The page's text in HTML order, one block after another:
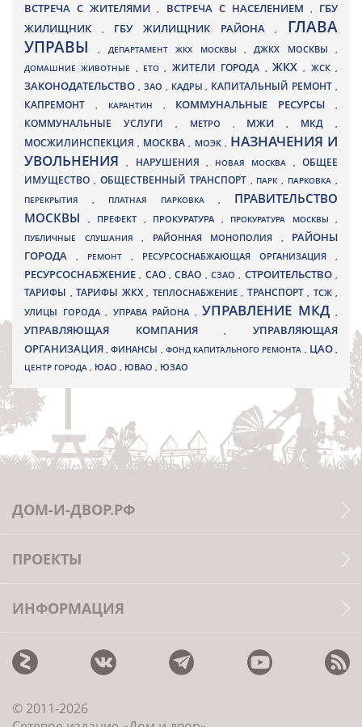
ВСТРЕЧА С ЖИТЕЛЯМИ, ВСТРЕЧА С НАСЕЛЕНИЕМ , ГБУ
ЖИЛИЩНИК
, ГБУ ЖИЛИЩНИК РАЙОНА, ГЛАВА
УПРАВЫ, ДЕПАРТАМЕНТ ЖКХ МОСКВЫ ,ДЖКХ МОСКВЫ ,
ДОМАШНИЕ ЖИВОТНЫЕ , ЕТО, ЖИТЕЛИ ГОРОДА , ЖКХ, ЖСК,
ЗАКОНОДАТЕЛЬСТВО , ЗАО , КАДРЫ, КАПИТАЛЬНЫЙ РЕМОНТ ,
КАПРЕМОНТ , КАРАНТИН , КОММУНАЛЬНЫЕ РЕСУРСЫ,
КОММУНАЛЬНЫЕ УСЛУГИ , МЕТРО , МЖИ, МКД ,
МОСЖИЛИНСПЕКЦИЯ, МОСКВА , МОЭК , НАЗНАЧЕНИЯ И
УВОЛЬНЕНИЯ, НАРУШЕНИЯ , НОВАЯ МОСКВА ,ОБЩЕЕ
ИМУЩЕСТВО , ОБЩЕСТВЕННЫЙ ТРАНСПОРТ , ПАРК, ПАРКОВКА ,
ПЕРЕКРЫТИЯ , ПЛАТНАЯ ПАРКОВКА , ПРАВИТЕЛЬСТВО
МОСКВЫ
, ПРЕФЕКТ , ПРОКУРАТУРА , ПРОКУРАТУРА МОСКВЫ ,
ПУБЛИЧНЫЕ СЛУШАНИЯ , РАЙОННАЯ МОНОПОЛИЯ , РАЙОНЫ
ГОРОДА
, РЕМОНТ , РЕСУРСОСНАБЖАЮЩАЯ ОРГАНИЗАЦИЯ ,
РЕСУРСОСНАБЖЕНИЕ, САО,СВАО ,СЗАО, СТРОИТЕЛЬСТВО,
ТАРИФЫ , ТАРИФЫ ЖКХ , ТЕПЛОСНАБЖЕНИЕ , ТРАНСПОРТ , ТСЖ ,
УЛИЦЫ ГОРОДА , УПРАВА РАЙОНА , УПРАВЛЕНИЕ МКД ,
УПРАВЛЯЮЩАЯ КОМПАНИЯ,УПРАВЛЯЮЩАЯ
ОРГАНИЗАЦИЯ,ФИНАНСЫ , ФОНД КАПИТАЛЬНОГО РЕМОНТА , ЦАО,
ЦЕНТР ГОРОДА , ЮАО , ЮВАО , ЮЗАО
ДОМ-И-ДВОР.РФ
ПРОЕКТЫ
ИНФОРМАЦИЯ
© 2011-2026